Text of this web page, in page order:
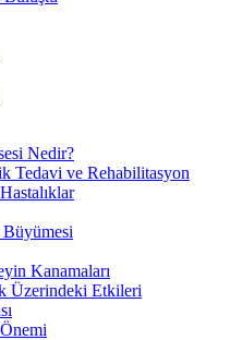
Nedir?
Tedavi ve Rehabilitasyon
Kanamaları
Üzerindeki Etkileri